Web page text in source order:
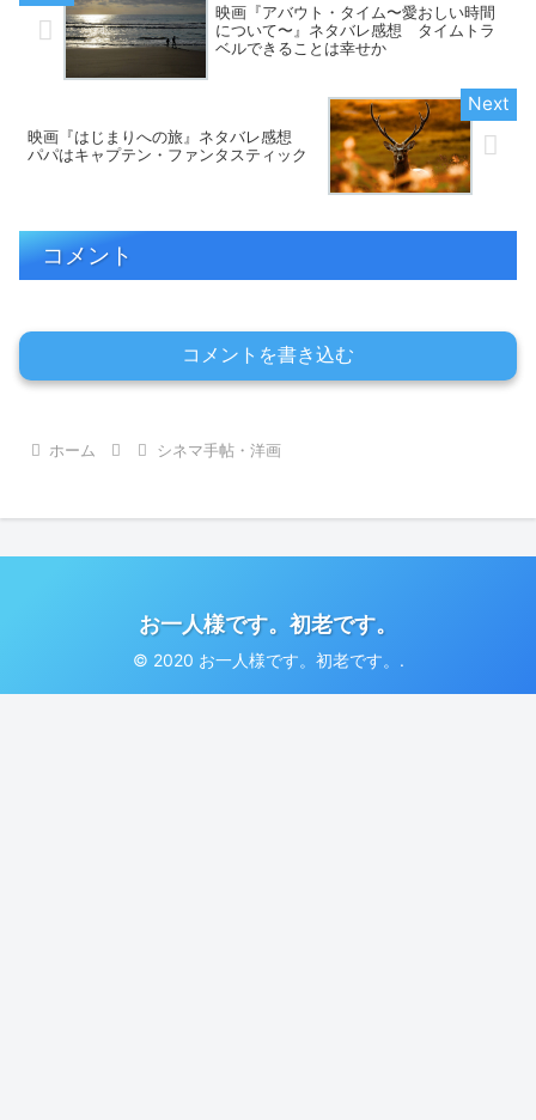
映画『アバウト・タイム〜愛おしい時間
について〜』ネタバレ感想 タイムトラ
ベルできることは幸せか
映画『はじまりへの旅』ネタバレ感想
パパはキャプテン・ファンタスティック
コメント
コメントを書き込む
ホーム シネマ手帖・洋画
お一人様です。初老です。
© 2020 お一人様です。初老です。.